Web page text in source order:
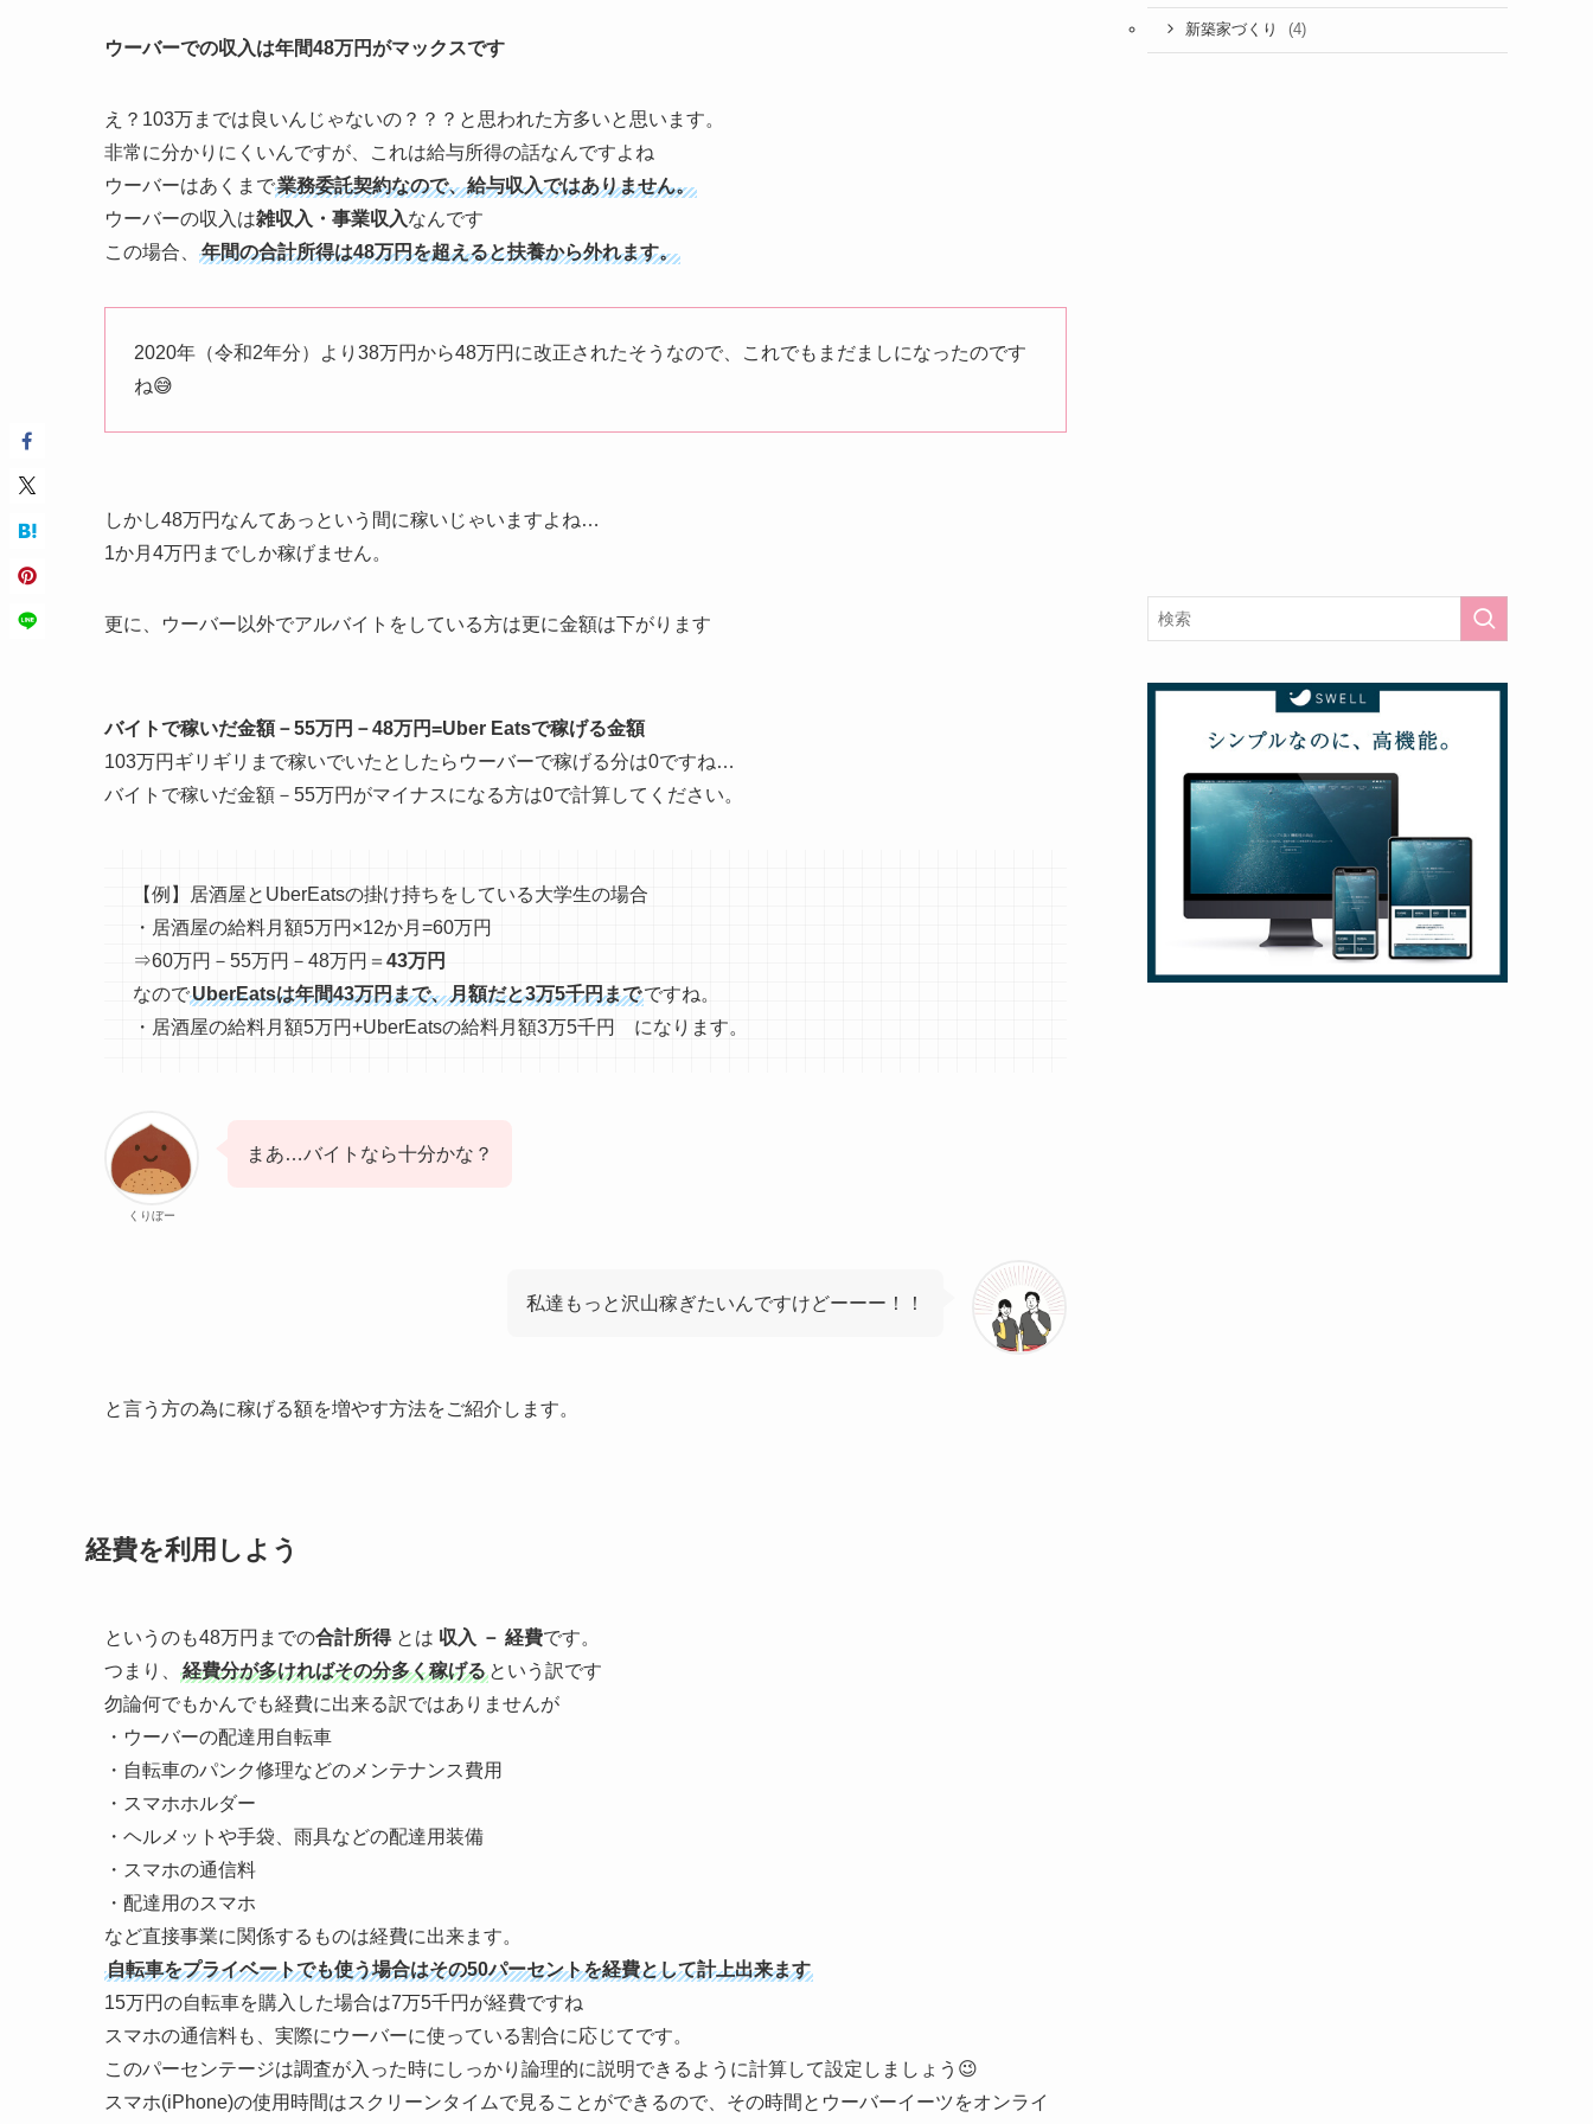
ウーバーでの収入は年間48万円がマックスです
え？103万までは良いんじゃないの？？？と思われた方多いと思います。
非常に分かりにくいんですが、これは給与所得の話なんですよね
ウーバーはあくまで業務委託契約なので、給与収入ではありません。
ウーバーの収入は雑収入・事業収入なんです
この場合、
年間の合計所得は48万円を超えると扶養から外れます。
2020年（令和2年分）より38万円から48万円に改正されたそうなので、これでもまだましになったのです
ね😅
しかし48万円なんてあっという間に稼いじゃいますよね…
1か月4万円までしか稼げません。
更に、ウーバー以外でアルバイトをしている方は更に金額は下がります
バイトで稼いだ金額－55万円－48万円=Uber Eatsで稼げる金額
103万円ギリギリまで稼いでいたとしたらウーバーで稼げる分は0ですね…
バイトで稼いだ金額－55万円がマイナスになる方は0で計算してください。
【例】居酒屋とUberEatsの掛け持ちをしている大学生の場合
・居酒屋の給料月額5万円×12か月=60万円
⇒60万円－55万円－48万円＝43万円
なのでUberEatsは年間43万円まで、月額だと3万5千円までですね。
・居酒屋の給料月額5万円+UberEatsの給料月額3万5千円 になります。
くりぼー
まあ…バイトなら十分かな？
私達もっと沢山稼ぎたいんですけどーーー！！
と言う方の為に稼げる額を増やす方法をご紹介します。
経費を利用しよう
というのも48万円までの合計所得とは 収入 － 経費です。
つまり、
経費分が多ければその分多く稼げる という訳です
勿論何でもかんでも経費に出来る訳ではありませんが
・ウーバーの配達用自転車
・自転車のパンク修理などのメンテナンス費用
・スマホホルダー
・ヘルメットや手袋、雨具などの配達用装備
・スマホの通信料
・配達用のスマホ
など直接事業に関係するものは経費に出来ます。
自転車をプライベートでも使う場合はその50パーセントを経費として計上出来ます
15万円の自転車を購入した場合は7万5千円が経費ですね
スマホの通信料も、実際にウーバーに使っている割合に応じてです。
このパーセンテージは調査が入った時にしっかり論理的に説明できるように計算して設定しましょう😉
スマホ(iPhone)の使用時間はスクリーンタイムで見ることができるので、その時間とウーバーイーツをオンライ
新築家づくり (4)